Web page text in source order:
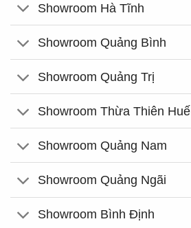
Showroom Hà Tĩnh
Showroom Quảng Bình
Showroom Quảng Trị
Showroom Thừa Thiên Huế
Showroom Quảng Nam
Showroom Quảng Ngãi
Showroom Bình Định